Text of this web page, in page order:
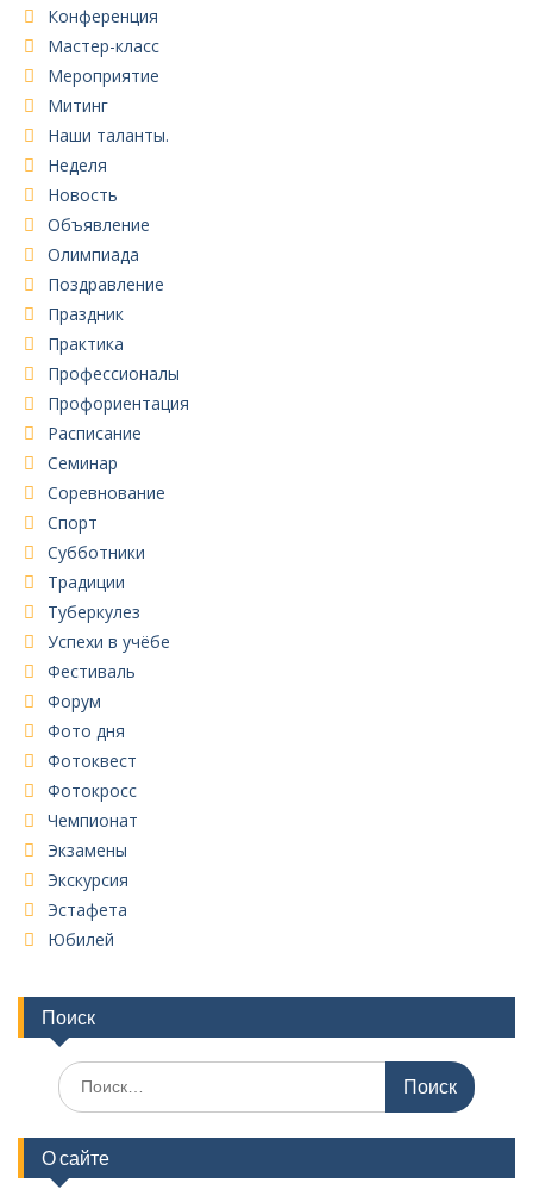
Конференция
Мастер-класс
Мероприятие
Митинг
Наши таланты.
Неделя
Новость
Объявление
Олимпиада
Поздравление
Праздник
Практика
Профессионалы
Профориентация
Расписание
Семинар
Соревнование
Спорт
Субботники
Традиции
Туберкулез
Успехи в учёбе
Фестиваль
Форум
Фото дня
Фотоквест
Фотокросс
Чемпионат
Экзамены
Экскурсия
Эстафета
Юбилей
Поиск
Поиск
по:
О сайте